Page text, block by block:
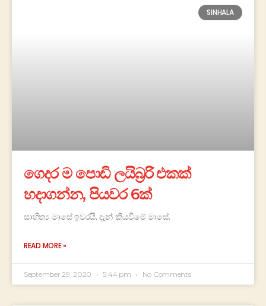
SINHALA
ගෙදර ම පොඩි ලයිබ්‍රරි එකක්
හදාගන්න, පියවර 6ක්
සාහිත්‍ය මාසේ ඉවරයි. දැන් කියවීමේ මාසේ.
READ MORE »
September 29, 2020 5:44 pm No Comments